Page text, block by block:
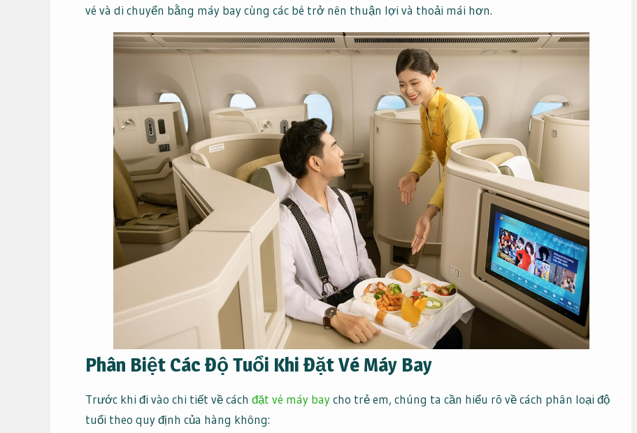
vé và di chuyển bằng máy bay cùng các bé trở nên thuận lợi và thoải mái hơn.
Phân Biệt Các Độ Tuổi Khi Đặt Vé Máy Bay
Trước khi đi vào chi tiết về cách đặt vé máy baycho trẻ em, chúng ta cần hiểu rõ về cách phân loại độ
tuổi theo quy định của hàng không: